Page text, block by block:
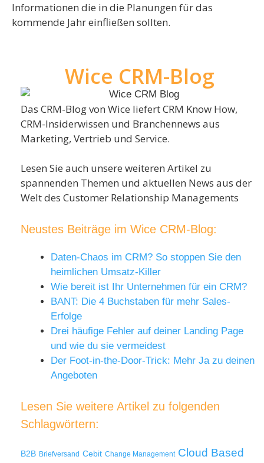
Informationen die in die Planungen für das
kommende Jahr einfließen sollten.
Wice CRM-Blog
Das CRM-Blog von Wice liefert CRM Know How,
CRM-Insiderwissen und Branchennews aus
Marketing, Vertrieb und Service.
Lesen Sie auch unsere weiteren Artikel zu
spannenden Themen und aktuellen News aus der
Welt des Customer Relationship Managements
Neustes Beiträge im Wice CRM-Blog:
Daten-Chaos im CRM? So stoppen Sie den
heimlichen Umsatz-Killer
Wie bereit ist Ihr Unternehmen für ein CRM?
BANT: Die 4 Buchstaben für mehr Sales-
Erfolge
Drei häufige Fehler auf deiner Landing Page
und wie du sie vermeidest
Der Foot-in-the-Door-Trick: Mehr Ja zu deinen
Angeboten
Lesen Sie weitere Artikel zu folgenden
Schlagwörtern:
B2B Briefversand Cebit Change Management Cloud Based